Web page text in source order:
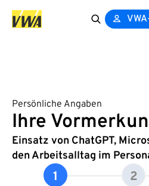
Persönliche Angaben
Ihre
Einsatz von ChatGPT,
den Arbeitsalltag im
1 2